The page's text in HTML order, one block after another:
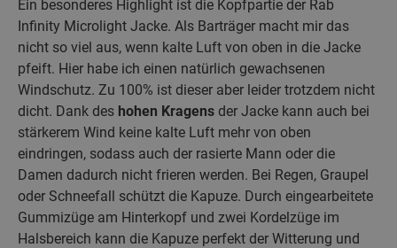
Ein besonderes Highlight ist die Kopfpartie der Rab
Infinity Microlight Jacke. Als Barträger macht mir das
nicht so viel aus, wenn kalte Luft von oben in die Jacke
pfeift. Hier habe ich einen natürlich gewachsenen
Windschutz. Zu 100% ist dieser aber leider trotzdem nicht
dicht. Dank des hohen Kragens der Jacke kann auch bei
stärkerem Wind keine kalte Luft mehr von oben
eindringen, sodass auch der rasierte Mann oder die
Damen dadurch nicht frieren werden. Bei Regen, Graupel
oder Schneefall schützt die Kapuze. Durch eingearbeitete
Gummizüge am Hinterkopf und zwei Kordelzüge im
Halsbereich kann die Kapuze perfekt der Witterung und